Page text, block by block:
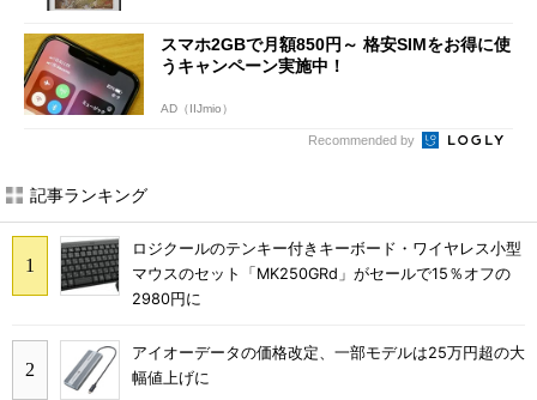
スマホ2GBで月額850円～ 格安SIMをお得に使
うキャンペーン実施中！
AD（IIJmio）
Recommended by
記事ランキング
ロジクールのテンキー付きキーボード・ワイヤレス小型
マウスのセット「MK250GRd」がセールで15％オフの
2980円に
アイオーデータの価格改定、一部モデルは25万円超の大
幅値上げに